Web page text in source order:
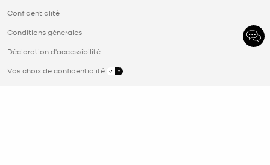
Confidentialité
Conditions génerales
Déclaration d'accessibilité
Vos choix de confidentialité